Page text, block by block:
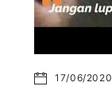
17/06/2020